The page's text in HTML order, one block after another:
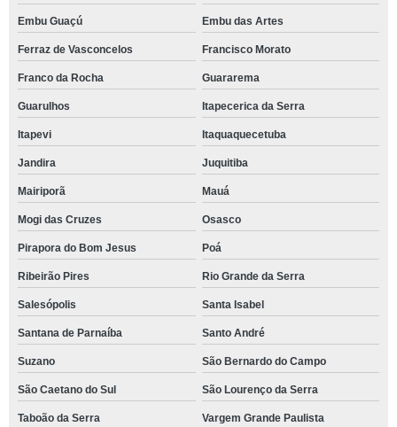
Embu Guaçú Embu das Artes
Ferraz de Vasconcelos Francisco Morato
Franco da Rocha Guararema
Guarulhos Itapecerica da Serra
Itapevi Itaquaquecetuba
Jandira Juquitiba
Mairiporã Mauá
Mogi das Cruzes Osasco
Pirapora do Bom Jesus Poá
Ribeirão Pires Rio Grande da Serra
Salesópolis Santa Isabel
Santana de Parnaíba Santo André
Suzano São Bernardo do Campo
São Caetano do Sul São Lourenço da Serra
Taboão da Serra
Vargem Grande Paulista